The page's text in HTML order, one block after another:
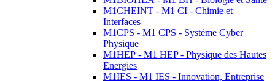
M1CHEINT - M1 CI - Chimie et
Interfaces
M1CPS - M1 CPS - Système Cyber
Physique
M1HEP - M1 HEP - Physique des Hautes
Energies
M1IES - M1 IES - Innovation, Entreprise